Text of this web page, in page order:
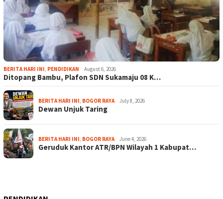
BERITA HARI INI PENDIDIKAN August 6, 2026
Ditopang Bambu, Plafon SDN Sukamaju 08 K…
BERITA HARI INI BOGOR RAYA July 8, 2026
Dewan Unjuk Taring
BERITA HARI INI BOGOR RAYA June 4, 2026
Geruduk Kantor ATR/BPN Wilayah 1 Kabupat…